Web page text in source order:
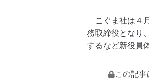
こぐま社は４
務取締役となり
するなど新役員
この記